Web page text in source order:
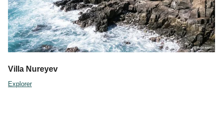
Villa Nureyev
Explorer